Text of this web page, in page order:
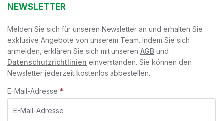
NEWSLETTER
Melden Sie sich für unseren Newsletter an und erhalten Sie
exklusive Angebote von unserem Team. Indem Sie sich
anmelden, erklären Sie sich mit unseren AGB und
Datenschutzrichtlinien einverstanden. Sie können den
Newsletter jederzeit kostenlos abbestellen.
E-Mail-Adresse *